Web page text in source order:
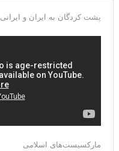
پشت کردگان به ایران و ایرانی.
مارکسیست‌های اسلامی